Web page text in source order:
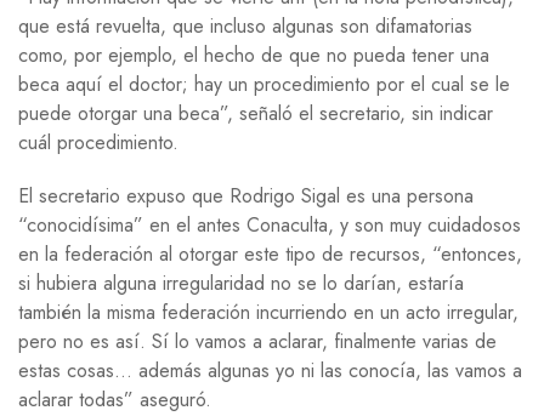
que está revuelta, que incluso algunas son difamatorias
como, por ejemplo, el hecho de que no pueda tener una
beca aquí el doctor; hay un procedimiento por el cual se le
puede otorgar una beca”, señaló el secretario, sin indicar
cuál procedimiento.
El secretario expuso que Rodrigo Sigal es una persona
“conocidísima” en el antes Conaculta, y son muy cuidadosos
en la federación al otorgar este tipo de recursos, “entonces,
si hubiera alguna irregularidad no se lo darían, estaría
también la misma federación incurriendo en un acto irregular,
pero no es así. Sí lo vamos a aclarar, finalmente varias de
estas cosas… además algunas yo ni las conocía, las vamos a
aclarar todas” aseguró.